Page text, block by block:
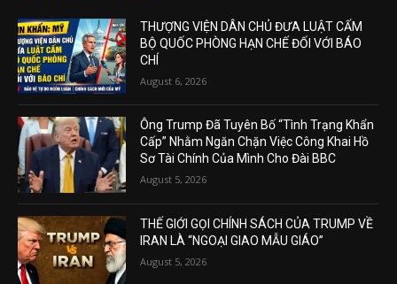
THƯỢNG VIỆN DÂN CHỦ ĐƯA LUẬT CẤM
BỘ QUỐC PHÒNG HẠN CHẾ ĐỐI VỚI BÁO
CHÍ
August 6, 2026
Ông Trump Đã Tuyên Bố “Tình Trạng Khẩn
Cấp” Nhằm Ngăn Chặn Việc Công Khai Hồ
Sơ Tài Chính Của Mình Cho Đài BBC
August 5, 2026
THẾ GIỚI GỌI CHÍNH SÁCH CỦA TRUMP VỀ
IRAN LÀ “NGOẠI GIAO MẪU GIÁO”
August 5, 2026